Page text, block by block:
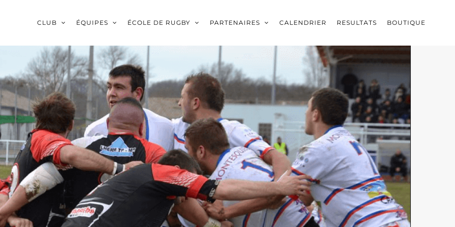
CLUB ÉQUIPES ÉCOLE DE RUGBY PARTENAIRES CALENDRIER RESULTATS BOUTIQUE